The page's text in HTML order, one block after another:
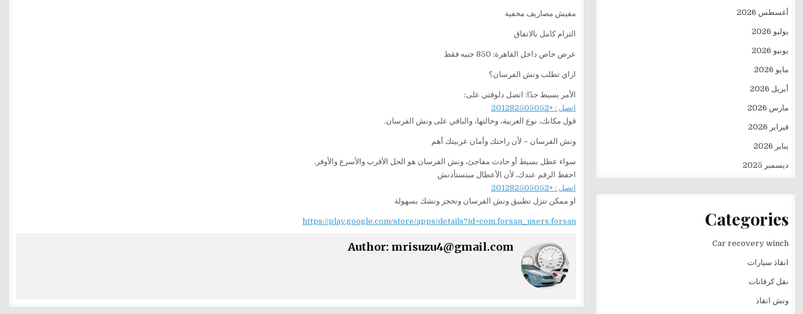
مفيش مصاريف مخفية
التزام كامل بالاتفاق
عرض خاص داخل القاهرة: 850 جنيه فقط
ازاي تطلب ونش الفرسان؟
الأمر بسيط جدًا: اتصل دلوقتي على:
اتصل : +201282505052
قول مكانك، نوع العربية، وحالتها، والباقي على ونش الفرسان.
ونش الفرسان – لأن راحتك وأمان عربيتك أهم
سواء عطل بسيط أو حادث مفاجئ، ونش الفرسان هو الحل الأقرب والأسرع والأوفر.
احفظ الرقم عندك، لأن الأعطال مبتستأذنش
اتصل : +201282505052
او ممكن تنزل تطبيق ونش الفرسان وتحجز ونشك بسهولة
https://play.google.com/store/apps/details?id=com.forsan_users.forsan
Author: mrisuzu4@gmail.com
أغسطس 2026
يوليو 2026
يونيو 2026
مايو 2026
أبريل 2026
مارس 2026
فبراير 2026
يناير 2026
ديسمبر 2025
Categories
Car recovery winch
انقاذ سيارات
نقل كرفانات
ونش انقاذ